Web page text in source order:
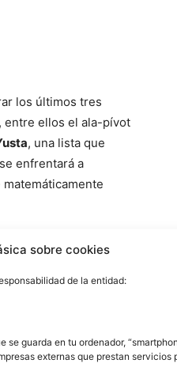
sobre cookies
de la entidad:
guarda en tu ordenador,
externas que prestan servicios
los últimos tres
entre ellos el ala-pívot
, una lista que
enfrentará a